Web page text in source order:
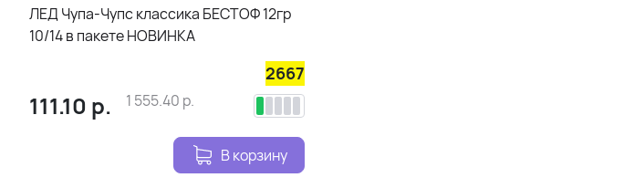
ЛЕД Чупа-Чупс классика БЕСТОФ 12гр
10/14 в пакете НОВИНКА
2667
111.10 р. 1 555.40 р.
В корзину